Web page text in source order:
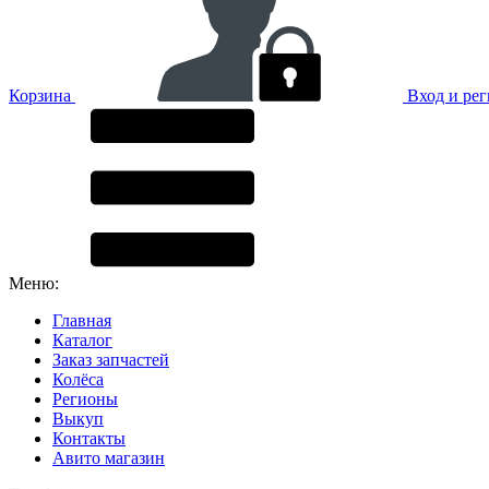
Корзина Вход и
Меню:
Главная
Каталог
Заказ запчастей
Колёса
Регионы
Выкуп
Контакты
Авито магазин